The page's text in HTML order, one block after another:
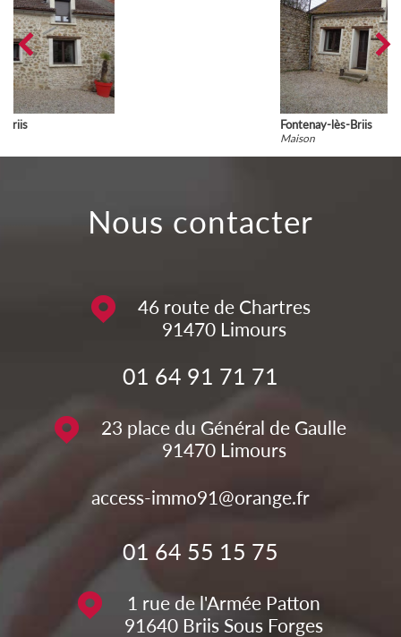
nous contacter
46 route de Chartres
91470 Limours
01 64 91 71 71
23 place du Général de Gaulle
91470 Limours
access-immo91@orange.fr
01 64 55 15 75
1 rue de l'Armée Patton
91640 Briis Sous Forges